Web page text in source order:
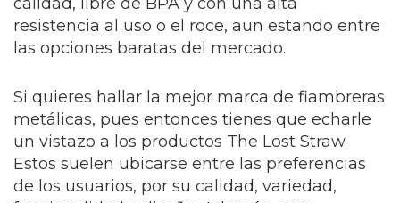
resistencia al uso o el roce, aun estando entre
las opciones baratas del mercado.
Si quieres hallar la mejor marca de fiambreras
metálicas, pues entonces tienes que echarle
un vistazo a los productos The Lost Straw.
Estos suelen ubicarse entre las preferencias
de los usuarios, por su calidad, variedad,